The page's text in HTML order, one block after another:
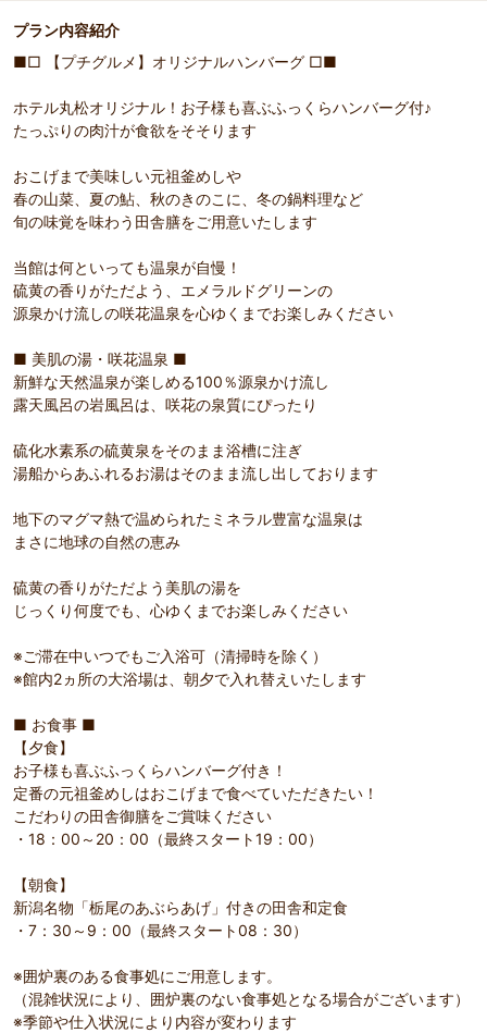
プラン内容紹介
■□ 【プチグルメ】オリジナルハンバーグ □■
ホテル丸松オリジナル！お子様も喜ぶふっくらハンバーグ付♪
たっぷりの肉汁が食欲をそそります
おこげまで美味しい元祖釜めしや
春の山菜、夏の鮎、秋のきのこに、冬の鍋料理など
旬の味覚を味わう田舎膳をご用意いたします
当館は何といっても温泉が自慢！
硫黄の香りがただよう、エメラルドグリーンの
源泉かけ流しの咲花温泉を心ゆくまでお楽しみください
■ 美肌の湯・咲花温泉 ■
新鮮な天然温泉が楽しめる100％源泉かけ流し
露天風呂の岩風呂は、咲花の泉質にぴったり
硫化水素系の硫黄泉をそのまま浴槽に注ぎ
湯船からあふれるお湯はそのまま流し出しております
地下のマグマ熱で温められたミネラル豊富な温泉は
まさに地球の自然の恵み
硫黄の香りがただよう美肌の湯を
じっくり何度でも、心ゆくまでお楽しみください
※ご滞在中いつでもご入浴可（清掃時を除く）
※館内2ヵ所の大浴場は、朝夕で入れ替えいたします
■ お食事 ■
【夕食】
お子様も喜ぶふっくらハンバーグ付き！
定番の元祖釜めしはおこげまで食べていただきたい！
こだわりの田舎御膳をご賞味ください
・18：00～20：00（最終スタート19：00）
【朝食】
新潟名物「栃尾のあぶらあげ」付きの田舎和定食
・7：30～9：00（最終スタート08：30）
※囲炉裏のある食事処にご用意します。
（混雑状況により、囲炉裏のない食事処となる場合がございます）
※季節や仕入状況により内容が変わります